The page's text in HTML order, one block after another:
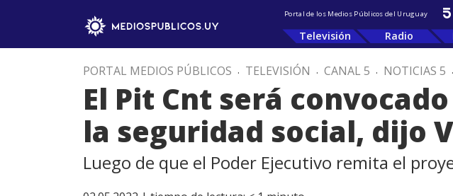
Portal de los Medios Públicos del Uruguay
Televisión Radio
PORTAL MEDIOS PÚBLICOS . TELEVISIÓN . CANAL 5 . NOTICIAS 5 .
El Pit Cnt será
la seguridad social, dijo
Luego de que el Poder Ejecutivo remita el